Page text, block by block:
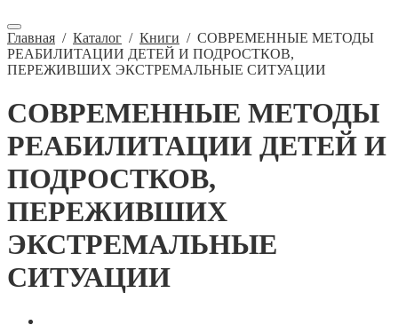
Главная / Каталог / Книги / СОВРЕМЕННЫЕ МЕТОДЫ
РЕАБИЛИТАЦИИ ДЕТЕЙ И ПОДРОСТКОВ,
ПЕРЕЖИВШИХ ЭКСТРЕМАЛЬНЫЕ СИТУАЦИИ
СОВРЕМЕННЫЕ МЕТОДЫ
РЕАБИЛИТАЦИИ ДЕТЕЙ И
ПОДРОСТКОВ,
ПЕРЕЖИВШИХ
ЭКСТРЕМАЛЬНЫЕ
СИТУАЦИИ